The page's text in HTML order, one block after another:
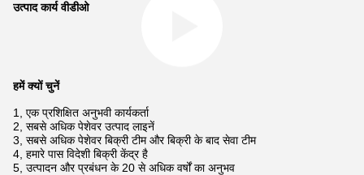
उत्पाद कार्य वीडीओ
हमें क्यों चुनें
1, एक प्रशिक्षित अनुभवी कार्यकर्ता
2, सबसे अधिक पेशेवर उत्पाद लाइनें
3, सबसे अधिक पेशेवर बिक्री टीम और बिक्री के बाद सेवा टीम
4, हमारे पास विदेशी बिक्री केंद्र है
5, उत्पादन और प्रबंधन के 20 से अधिक वर्षों का अनुभव